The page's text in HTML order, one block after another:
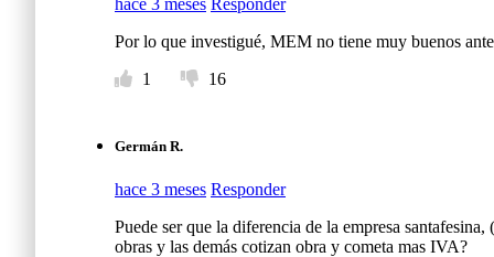
Por lo que investigué, MEM no tiene muy buenos
1
16
Germán R.
hace 3 meses Responder
Puede ser que la diferencia de la empresa
obras y las demás cotizan obra y cometa mas IVA?